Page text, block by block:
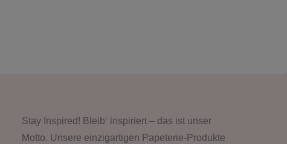
Stay Inspired! Bleib‘ inspiriert – das ist unser
Motto. Unsere einzigartigen Papeterie-Produkte